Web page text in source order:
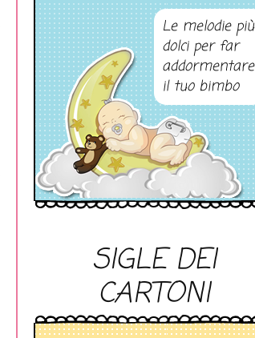
Le melodie più
dolci per far
addormentare
il tuo bimbo
SIGLE DEI
CARTONI